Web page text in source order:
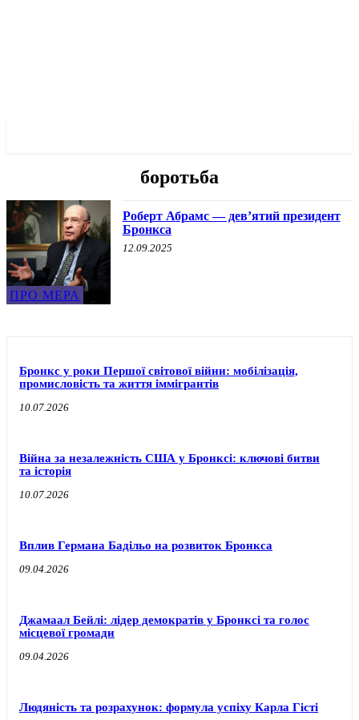
боротьба
ПРО МЕРА
Роберт Абрамс — девʼятий президент
Бронкса
12.09.2025
Бронкс у роки Першої світової війни: мобілізація,
промисловість та життя іммігрантів
10.07.2026
Війна за незалежність США у Бронксі: ключові битви
та історія
10.07.2026
Вплив Германа Бадільо на розвиток Бронкса
09.04.2026
Джамаал Бейлі: лідер демократів у Бронксі та голос
місцевої громади
09.04.2026
Людяність та розрахунок: формула успіху Карла Гісті